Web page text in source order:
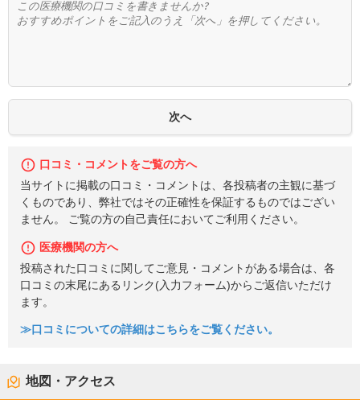
口コミ・コメントをご覧の方へ
当サイトに掲載の口コミ・コメントは、各投稿者の主観に基づ
くものであり、弊社ではその正確性を保証するものではござい
ません。 ご覧の方の自己責任においてご利用ください。
医療機関の方へ
投稿された口コミに関してご意見・コメントがある場合は、各
口コミの末尾にあるリンク(入力フォーム)からご返信いただけ
ます。
≫口コミについての詳細はこちらをご覧ください。
地図・アクセス